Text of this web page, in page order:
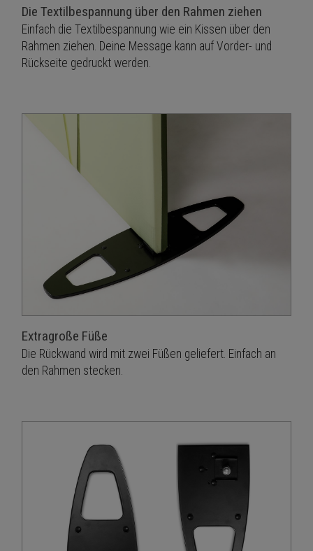
Die Textilbespannung über den Rahmen ziehen
Einfach die Textilbespannung wie ein Kissen über den
Rahmen ziehen. Deine Message kann auf Vorder- und
Rückseite gedruckt werden.
Extragroße Füße
Die Rückwand wird mit zwei Füßen geliefert. Einfach an
den Rahmen stecken.